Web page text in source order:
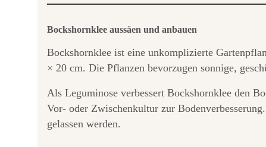
Bockshornklee aussäen und anbauen
Bockshornklee ist eine unkomplizierte
× 20 cm. Die Pflanzen bevorzugen sonnige,
Als Leguminose verbessert Bockshornklee den
Vor- oder Zwischenkultur zur
gelassen werden.